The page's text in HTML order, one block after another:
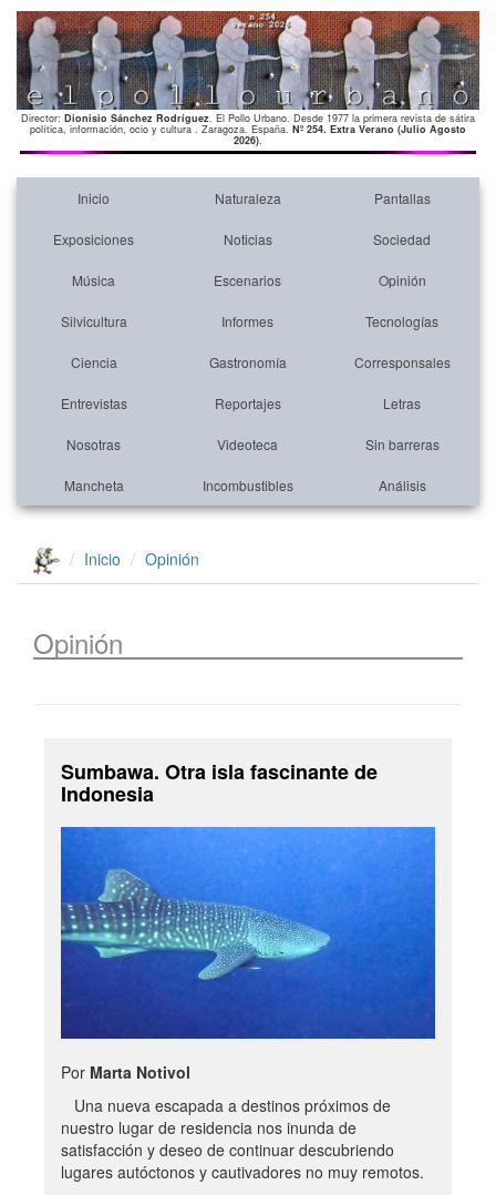
Director: Dionisio Sánchez Rodríguez. El Pollo Urbano. Desde 1977 la primera revista de sátira
política, información, ocio y cultura . Zaragoza. España. Nº 254. Extra Verano (Julio Agosto
2026).
Inicio Naturaleza Pantallas
Exposiciones Noticias Sociedad
Música Escenarios Opinión
Silvicultura Informes Tecnologías
Ciencia Gastronomía Corresponsales
Entrevistas Reportajes Letras
Nosotras Videoteca Sin barreras
Mancheta Incombustibles Análisis
Inicio Opinión
Opinión
Sumbawa. Otra isla fascinante de
Indonesia
Por Marta Notivol
Una nueva escapada a destinos próximos de
nuestro lugar de residencia nos inunda de
satisfacción y deseo de continuar descubriendo
lugares autóctonos y cautivadores no muy remotos.